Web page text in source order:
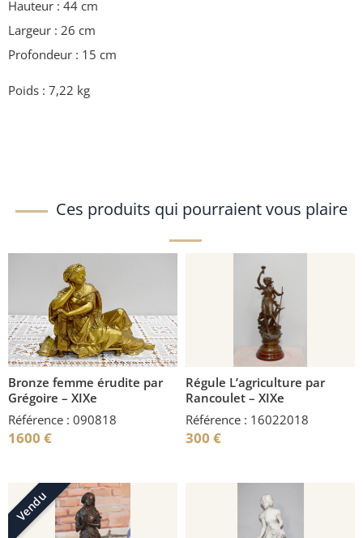
Hauteur : 44 cm
Largeur : 26 cm
Profondeur : 15 cm
Poids : 7,22 kg
Ces produits qui pourraient vous plaire
Bronze femme érudite par
Grégoire – XIXe
Référence : 090818
1600 €
Régule L’agriculture par
Rancoulet – XIXe
Référence : 16022018
300 €
Vendu